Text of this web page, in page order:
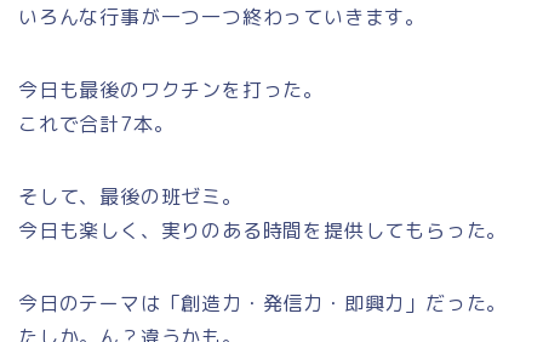
いろんな行事が一つ一つ終わっていきます。
今日も最後のワクチンを打った。
これで合計7本。
そして、最後の班ゼミ。
今日も楽しく、実りのある時間を提供してもらった。
今日のテーマは「創造力・発信力・即興力」だった。